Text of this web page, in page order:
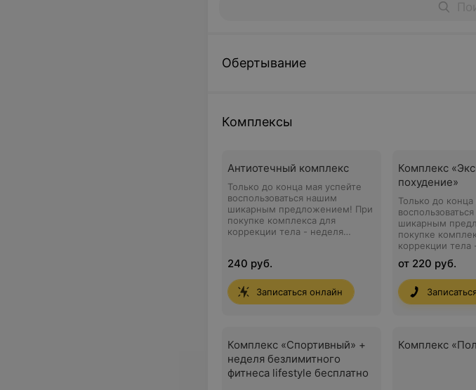
Обертывание
Комплексы
Антиотечный комплекс
Только до конца мая успейте
воспользоваться нашим
шикарным предложением! При
покупке комплекса для
коррекции тела - неделя
бесплатно!
240 руб.
Записаться онлайн
Комплекс
похудение»
Только до
шикарным
покупке
коррекции тела
фитнес-клуба
бесплатно!
от 220 руб.
Комплекс «Спортивный» +
неделя безлимитного
фитнеса lifestyle бесплатно
Комплекс